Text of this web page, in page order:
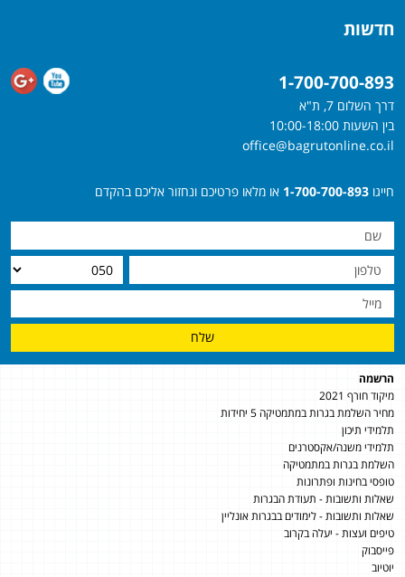
חדשות
1-700-700-893
דרך השלום 7, ת"א
בין השעות 10:00-18:00
office@bagrutonline.co.il
חייגו 1-700-700-893 או מלאו פרטיכם ונחזור אליכם בהקדם
שלח
הרשמה
מיקוד חורף 2021
מחיר השלמת בגרות במתמטיקה 5 יחידות
תלמידי תיכון
תלמידי משנה/אקסטרנים
השלמת בגרות במתמטיקה
טופסי בחינות ופתרונות
שאלות ותשובות - תעודת הבגרות
שאלות ותשובות - לימודים בבגרות אונליין
טיפים ועצות - יעלה בקרוב
פייסבוק
יוטיוב